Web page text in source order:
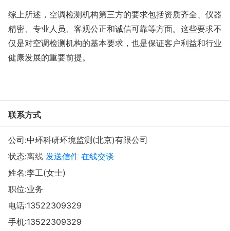
综上所述，空调检测机构第三方的要求包括资质齐全、仪器
精密、专业人员、客观公正和诚信可靠等方面。这些要求不
仅是对空调检测机构的基本要求，也是保证客户利益和行业
健康发展的重要前提。
联系方式
公司:中环科研环境监测(北京)有限公司
状态:离线 发送信件 在线交谈
姓名:李工(女士)
职位:业务
电话:13522309329
手机:13522309329